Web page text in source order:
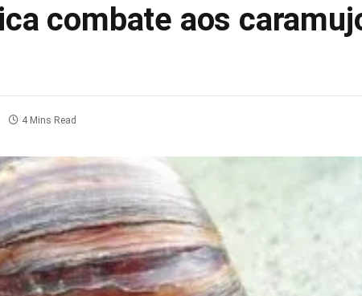
combate aos
4 Mins Read